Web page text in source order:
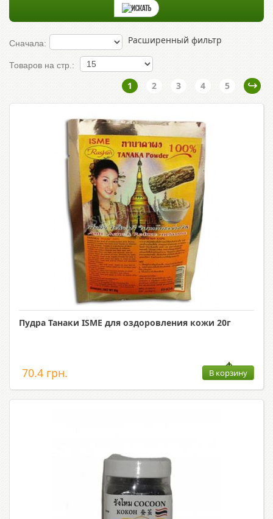
Сначала: Расширенный фильтр
Товаров на стр.:
1 2 3 4 5
Пудра Танаки ISME для оздоровления кожи 20г
70.4 грн. В корзину